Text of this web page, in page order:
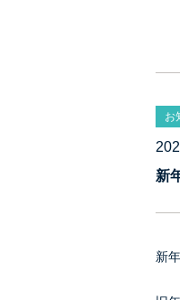
お
新
新